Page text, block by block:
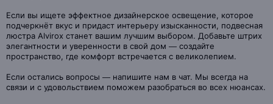
Если вы ищете эффектное дизайнерское освещение, которое
подчеркнёт вкус и придаст интерьеру изысканности, подвесная
люстра Alvirox станет вашим лучшим выбором. Добавьте штрих
элегантности и уверенности в свой дом — создайте
пространство, где комфорт встречается с великолепием.
Если остались вопросы — напишите нам в чат. Мы всегда на
связи и с удовольствием поможем разобраться во всех нюансах.